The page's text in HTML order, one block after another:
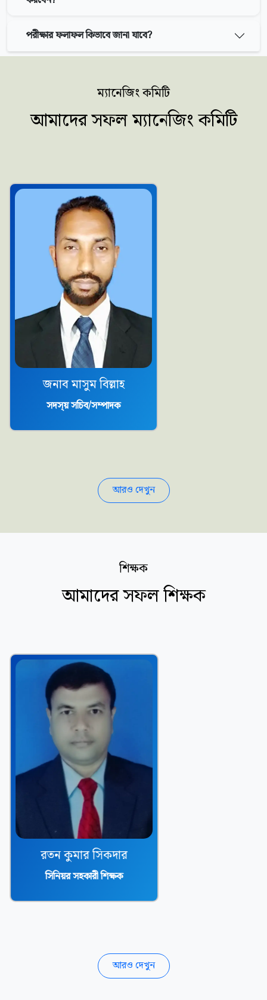
পরীক্ষার ফলাফল কিভাবে জানা যাবে?
ম্যানেজিং কমিটি
আমাদের সফল ম্যানেজিং কমিটি
জনাব মাসুম বিল্লাহ
সদ‌স্য় সচিব/সম্পাদক
আরও দেখুন
শিক্ষক
আমাদের সফল শিক্ষক
রতন কুমার সিকদার
সিনিয়র সহকারী শিক্ষক
আরও দেখুন